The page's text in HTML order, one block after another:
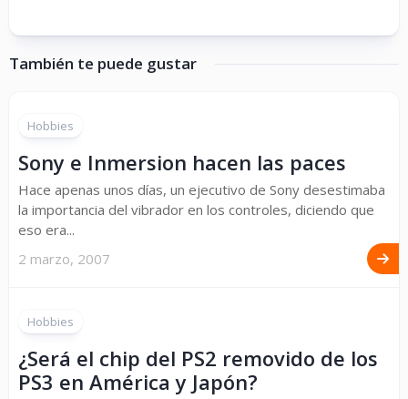
También te puede gustar
Hobbies
Sony e Inmersion hacen las paces
Hace apenas unos días, un ejecutivo de Sony desestimaba
la importancia del vibrador en los controles, diciendo que
eso era...
2 marzo, 2007
Hobbies
¿Será el chip del PS2 removido de los
PS3 en América y Japón?